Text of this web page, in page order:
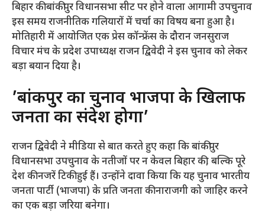
बिहार की बांकीपुर विधानसभा सीट पर होने वाला आगामी उपचुनाव
इस समय राजनीतिक गलियारों में चर्चा का विषय बना हुआ है।
मोतिहारी में आयोजित एक प्रेस कॉन्फ्रेंस के दौरान जनसुराज
विचार मंच के प्रदेश उपाध्यक्ष राजन द्विवेदी ने इस चुनाव को लेकर
बड़ा बयान दिया है।
​’बांकीपुर का चुनाव भाजपा के खिलाफ
जनता का संदेश होगा’
​राजन द्विवेदी ने मीडिया से बात करते हुए कहा कि बांकीपुर
विधानसभा उपचुनाव के नतीजों पर न केवल बिहार की, बल्कि पूरे
देश की नजरें टिकी हुई हैं। उन्होंने दावा किया कि यह चुनाव भारतीय
जनता पार्टी (भाजपा) के प्रति जनता की नाराजगी को जाहिर करने
का एक बड़ा जरिया बनेगा।